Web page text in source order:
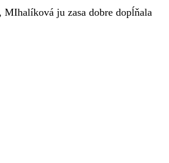
ju zasa dobre dopĺňala